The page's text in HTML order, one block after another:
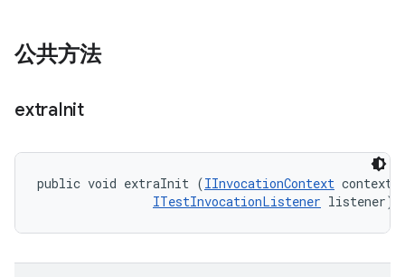
公共方法
extraInit
public void extraInit (IInvocationContext
ITestInvocationListener listener)